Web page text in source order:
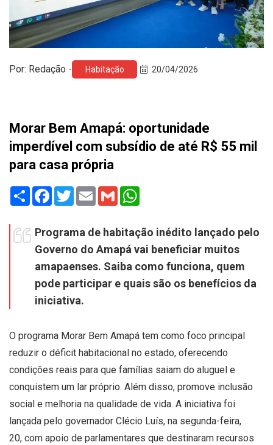
Por: Redação - Habitação 20/04/2026
Morar Bem Amapá: oportunidade
imperdível com subsídio de até R$ 55 mil
para casa própria
Share Facebook
TwitterEmail Gmail
Programa de habitação inédito lançado pelo
Governo do Amapá vai beneficiar muitos
amapaenses. Saiba como funciona, quem
pode participar e quais são os benefícios da
iniciativa.
O programa Morar Bem Amapá tem como foco principal
reduzir o déficit habitacional no estado, oferecendo
condições reais para que famílias saiam do aluguel e
conquistem um lar próprio. Além disso, promove inclusão
social e melhoria na qualidade de vida. A iniciativa foi
lançada pelo governador Clécio Luís, na segunda-feira,
20, com apoio de parlamentares que destinaram recursos